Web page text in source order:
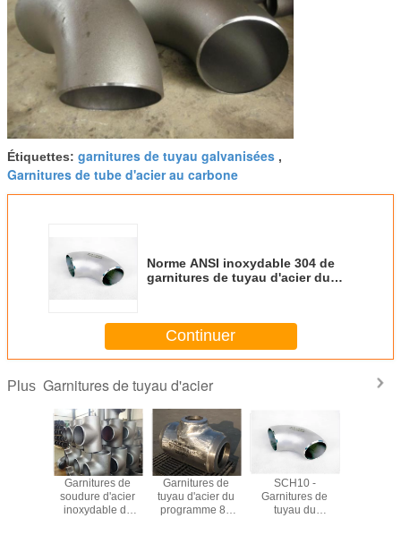
Étiquettes: garnitures de tuyau galvanisées ,
Garnitures de tube d'acier au carbone
Norme ANSI inoxydable 304 de
garnitures de tuyau d'acier du
Continuer
Plus Garnitures de tuyau d'acier
Garnitures de
soudure d'acier
inoxydable de
Garnitures de
tuyau d'acier du
programme 80
SCH10 -
Garnitures de
tuyau du